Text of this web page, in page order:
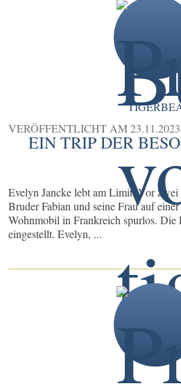
VERÖFFENTLICHT AM23.11.2023
EIN TRIP DER
Evelyn Jancke lebt am Limit. Vor zwei
Bruder Fabian und seine Frau auf
Wohnmobil in Frankreich spurlos. Die
eingestellt. Evelyn, ...